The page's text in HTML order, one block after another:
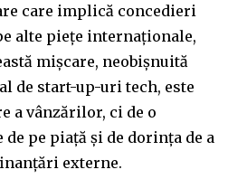
care implică concedieri
alte piețe internaționale,
mișcare, neobișnuită
de start-up-uri tech, este
a vânzărilor, ci de o
pe piață și de dorința de a
externe.